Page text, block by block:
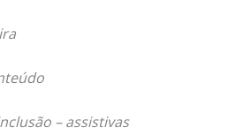
– assistivas